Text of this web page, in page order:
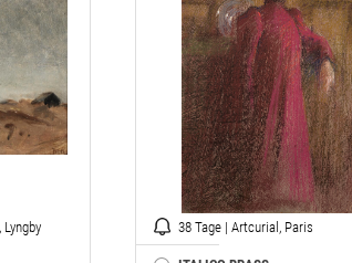
38 Tage | Artcurial, Paris